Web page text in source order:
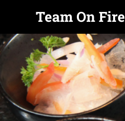
Zum
Inhalt
springen
Team On Fire
COOKING
SINCE
2015